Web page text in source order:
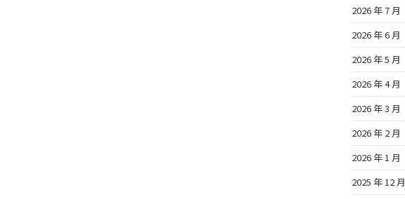
2026 年 7 月
2026 年 6 月
2026 年 5 月
2026 年 4 月
2026 年 3 月
2026 年 2 月
2026 年 1 月
2025 年 12 月